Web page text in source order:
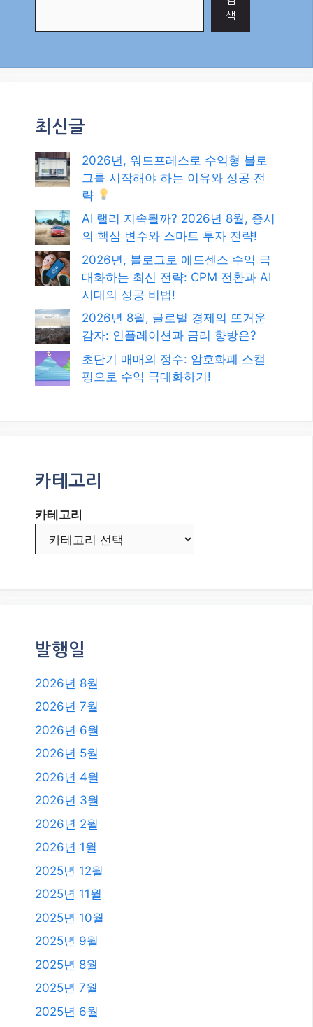
색
최신글
2026년, 워드프레스로 수익형 블로
그를 시작해야 하는 이유와 성공 전
략
AI 랠리 지속될까? 2026년 8월, 증시
의 핵심 변수와 스마트 투자 전략!
2026년, 블로그로 애드센스 수익 극
대화하는 최신 전략: CPM 전환과 AI
시대의 성공 비법!
2026년 8월, 글로벌 경제의 뜨거운
감자: 인플레이션과 금리 향방은?
초단기 매매의 정수: 암호화폐 스캘
핑으로 수익 극대화하기!
카테고리
카테고리
발행일
2026년 8월
2026년 7월
2026년 6월
2026년 5월
2026년 4월
2026년 3월
2026년 2월
2026년 1월
2025년 12월
2025년 11월
2025년 10월
2025년 9월
2025년 8월
2025년 7월
2025년 6월